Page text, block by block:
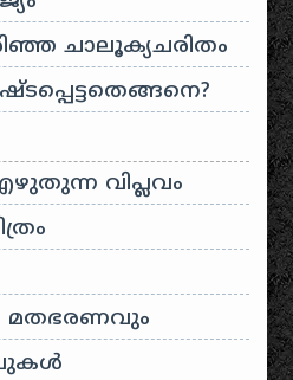
ചാലൂക്യചരിതം
വിപ്ലവം
മതഭരണവും